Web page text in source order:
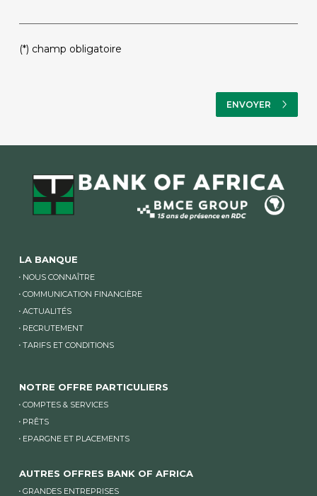
(*) champ obligatoire
LA BANQUE
NOUS CONNAÎTRE
COMMUNICATION FINANCIÈRE
ACTUALITÉS
RECRUTEMENT
TARIFS ET CONDITIONS
NOTRE OFFRE PARTICULIERS
COMPTES & SERVICES
PRÊTS
EPARGNE ET PLACEMENTS
AUTRES OFFRES BANK OF AFRICA
GRANDES ENTREPRISES